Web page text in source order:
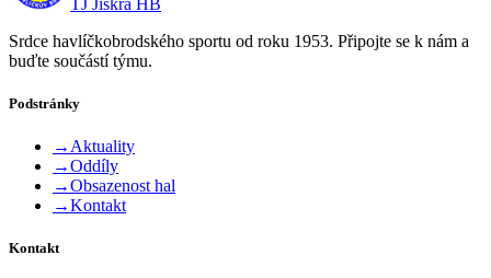
Srdce havlíčkobrodského sportu od roku 1953. Připojte se k nám a
buďte součástí týmu.
Podstránky
→ Aktuality
→Oddíly
→Obsazenost hal
→Kontakt
Kontakt